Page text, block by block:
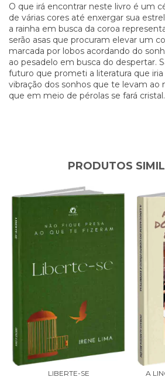
O que irá encontrar neste livro é um
de várias cores até enxergar sua
a rainha em busca da coroa
serão asas que procuram elevar um
marcada por lobos acordando do
ao pesadelo em busca do despertar.
futuro que prometi a literatura que iria
vibração dos sonhos que te levam ao
que em meio de pérolas se fará cristal.
PRODUTOS
LIBERTE-SE
A